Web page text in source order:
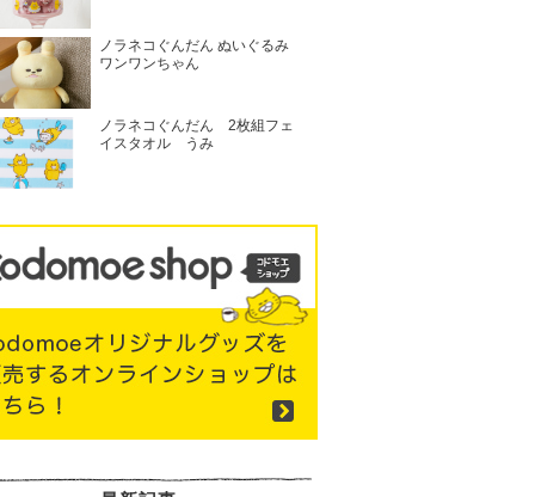
ノラネコぐんだん ぬいぐるみ
ワンワンちゃん
ノラネコぐんだん 2枚組フェ
イスタオル うみ